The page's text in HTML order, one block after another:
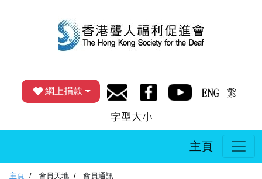
網上捐款
主頁
主頁 會員天地 會員通訊